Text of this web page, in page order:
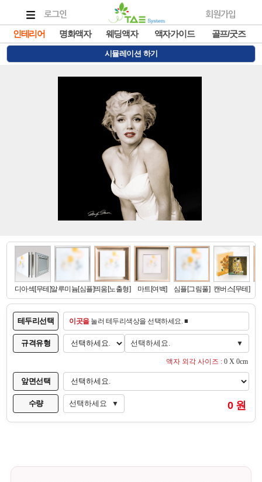
로그인 회원가입
인테리어 명화액자 웨딩액자 액자가이드 골프/굿즈
시뮬레이션 하기
테두리선택 이곳을눌러 테두리색상을 선택하세요. ■
규격유형 선택하세요. ▼
액자 외각 사이즈 : 0 X 0cm
앞면선택
수량 선택하세요 ▼ 0 원